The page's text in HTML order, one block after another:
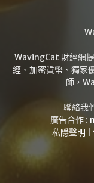
WavingCat 財經網
經、加密貨幣、獨家
師，
聯絡我
廣告合作 :
私隱聲明